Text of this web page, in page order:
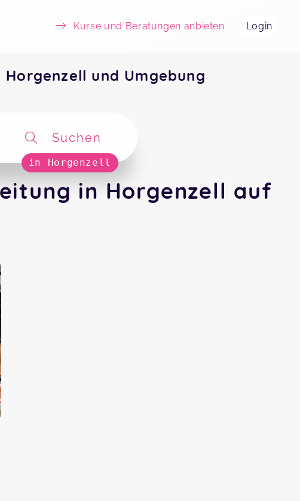
Kurse und Beratungen anbieten Login
und Umgebung
Suchen
in Horgenzell
in Horgenzell auf